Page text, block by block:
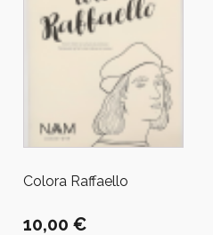
Colora Raffaello
10,00 €